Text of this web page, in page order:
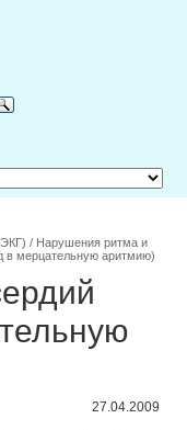
/ Нарушения ритма и
в мерцательную аритмию)
27.04.2009